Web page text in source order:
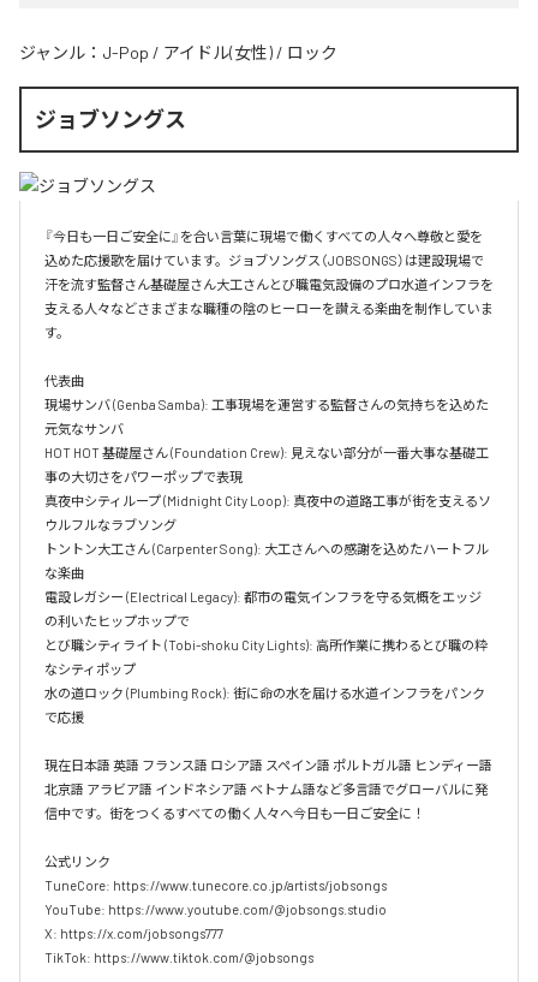
ジャンル： J-Pop / アイドル(女性) / ロック
ジョブソングス
『今日も一日ご安全に』を合い言葉に現場で働くすべての人々へ尊敬と愛を
込めた応援歌を届けています。ジョブソングス（JOBSONGS）は建設現場で
汗を流す監督さん基礎屋さん大工さんとび職電気設備のプロ水道インフラを
支える人々などさまざまな職種の陰のヒーローを讃える楽曲を制作していま
す。
代表曲
現場サンバ (Genba Samba): 工事現場を運営する監督さんの気持ちを込めた
元気なサンバ
HOT HOT 基礎屋さん (Foundation Crew): 見えない部分が一番大事な基礎工
事の大切さをパワーポップで表現
真夜中シティループ (Midnight City Loop): 真夜中の道路工事が街を支えるソ
ウルフルなラブソング
トントン大工さん (Carpenter Song): 大工さんへの感謝を込めたハートフル
な楽曲
電設レガシー (Electrical Legacy): 都市の電気インフラを守る気概をエッジ
の利いたヒップホップで
とび職シティライト (Tobi-shoku City Lights): 高所作業に携わるとび職の粋
なシティポップ
水の道ロック (Plumbing Rock): 街に命の水を届ける水道インフラをパンク
で応援
現在日本語 英語 フランス語 ロシア語 スペイン語 ポルトガル語 ヒンディー語
北京語 アラビア語 インドネシア語 ベトナム語など多言語でグローバルに発
信中です。街をつくるすべての働く人々へ今日も一日ご安全に！
公式リンク
TuneCore: https://www.tunecore.co.jp/artists/jobsongs
YouTube: https://www.youtube.com/@jobsongs.studio
X: https://x.com/jobsongs777
TikTok: https://www.tiktok.com/@jobsongs